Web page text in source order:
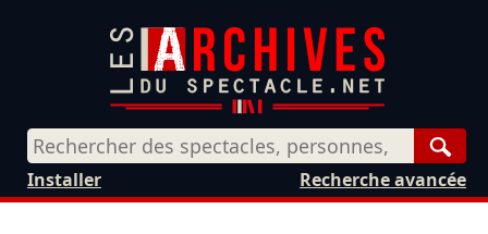
Recherche avancée
Installer